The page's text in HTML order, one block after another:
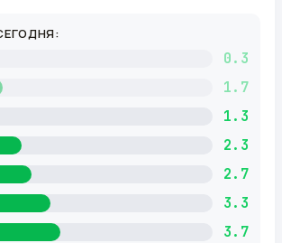
0.3
1.7
1.3
2.3
2.7
3.3
3.7